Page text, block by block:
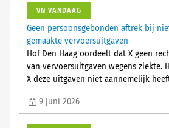
VN VANDAAG
Geen persoonsgebonden aftrek bij
gemaakte vervoersuitgaven
Hof Den Haag oordeelt dat X geen
van vervoersuitgaven wegens ziekte.
X deze uitgaven niet aannemelijk
9 juni 2026